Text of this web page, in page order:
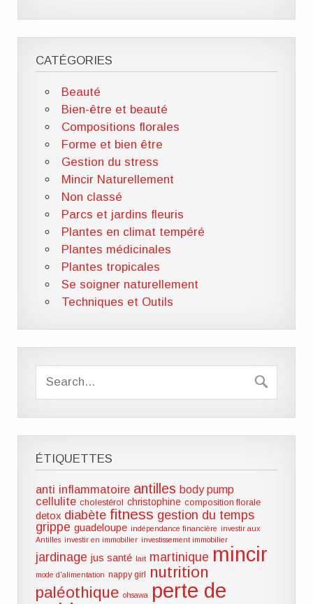
CATÉGORIES
Beauté
Bien-être et beauté
Compositions florales
Forme et bien être
Gestion du stress
Mincir Naturellement
Non classé
Parcs et jardins fleuris
Plantes en climat tempéré
Plantes médicinales
Plantes tropicales
Se soigner naturellement
Techniques et Outils
ÉTIQUETTES
anti inflammatoire antilles body pump
cellulite cholestérol christophine composition florale
detox diabète fitness gestion du temps
grippe guadeloupe indépendance financière investir aux
Antilles investir en immobilier investissement immobilier
jardinage jus santé lait martinique mincir
mode d'alimentation nappy girl
nutrition
paléothique ohsawa
perte de